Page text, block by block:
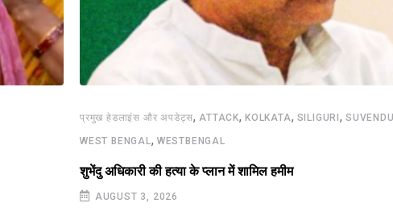
प्रमुख हेडलाइंस और अपडेट्स, ATTACK,KOLKATA, SILIGURI,
WEST BENGAL , WESTBENGAL
शुभेंदु अधिकारी की हत्या के प्लान में शामिल हमीम
AUGUST 3, 2026